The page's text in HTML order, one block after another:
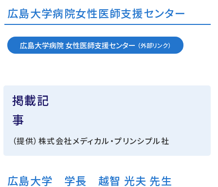
広島大学病院女性医師支援センター
広島大学病院 女性医師支援センター
掲載記
事
（提供）株式会社メディカル・プリンシプル社
広島大学 学長 越智 光夫 先生